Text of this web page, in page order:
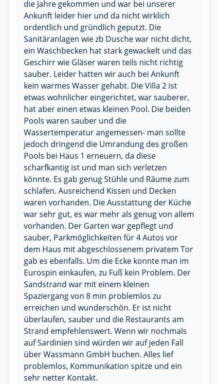
die Jahre gekommen und war bei unserer
Ankunft leider hier und da nicht wirklich
ordentlich und gründlich geputzt. Die
Sanitäranlagen wie zb Dusche war nicht dicht,
ein Waschbecken hat stark gewackelt und das
Geschirr wie Gläser waren teils nicht richtig
sauber. Leider hatten wir auch bei Ankunft
kein warmes Wasser gehabt. Die Villa 2 ist
etwas wohnlicher eingerichtet, war sauberer,
hat aber einen etwas kleinen Pool. Die beiden
Pools waren sauber und die
Wassertemperatur angemessen- man sollte
jedoch dringend die Umrandung des großen
Pools bei Haus 1 erneuern, da diese
scharfkantig ist und man sich verletzen
könnte. Es gab genug Stühle und Räume zum
schlafen. Ausreichend Kissen und Decken
waren vorhanden. Die Ausstattung der Küche
war sehr gut, es war mehr als genug von allem
vorhanden. Der Garten war gepflegt und
sauber, Parkmöglichkeiten für 4 Autos vor
dem Haus mit abgeschlossenem privatem Tor
gab es ebenfalls. Um die Ecke konnte man im
Eurospin einkaufen, zu Fuß kein Problem. Der
Sandstrand war mit einem kleinen
Spaziergang von 8 min problemlos zu
erreichen und wunderschön. Er ist nicht
überlaufen, sauber und die Restaurants am
Strand empfehlenswert. Wenn wir nochmals
auf Sardinien sind würden wir auf jeden Fall
über Wassmann GmbH buchen. Alles lief
problemlos, Kommunikation spitze und ein
sehr netter Kontakt.